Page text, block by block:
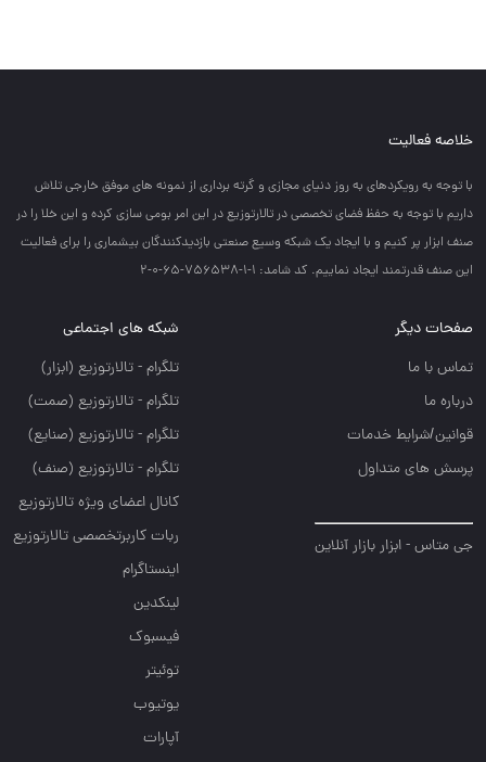
خلاصه فعالیت
با توجه به رويكردهاي به روز دنياي مجازي و گرته برداري از نمونه هاي موفق خارجي تلاش
داريم با توجه به حفظ فضاي تخصصي در تالارتوزيع در اين امر بومي سازي كرده و اين خلا را در
صنف ابزار پر كنيم و با ايجاد يك شبكه وسيع صنعتي بازديدكنندگان بيشماري را براي فعاليت
اين صنف قدرتمند ايجاد نماييم. کد شامد: 1-1-756538-65-0-2
صفحات دیگر
تماس با ما
درباره ما
قوانین/شرایط خدمات
پرسش های متداول
جی متاس - ابزار بازار آنلاین
شبکه های اجتماعی
تلگرام - تالارتوزيع (ابزار)
تلگرام - تالارتوزيع (صمت)
تلگرام - تالارتوزيع (صنايع)
تلگرام - تالارتوزیع (صنف)
کانال اعضای ویژه تالارتوزیع
ربات کاربرتخصصی تالارتوزیع
اینستاگرام
لینکدین
فیسبوک
توئیتر
یوتیوب
آپارات